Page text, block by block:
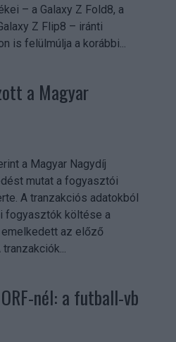
– a Galaxy Z Fold8, a
Z Flip8 – iránti
is felülmúlja a korábbi...
a Magyar
a Magyar Nagydíj
mutat a fogyasztói
A tranzakciós adatokból
fogyasztók költése a
emelkedett az előző
nél: a futball-vb